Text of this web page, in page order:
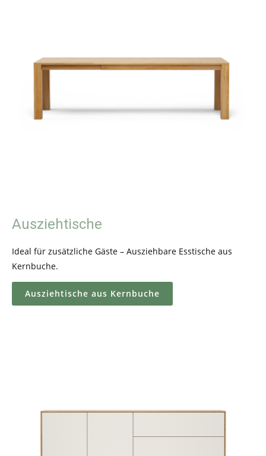
Ausziehtische
Ideal für zusätzliche Gäste – Ausziehbare Esstische aus
Kernbuche.
Ausziehtische aus Kernbuche